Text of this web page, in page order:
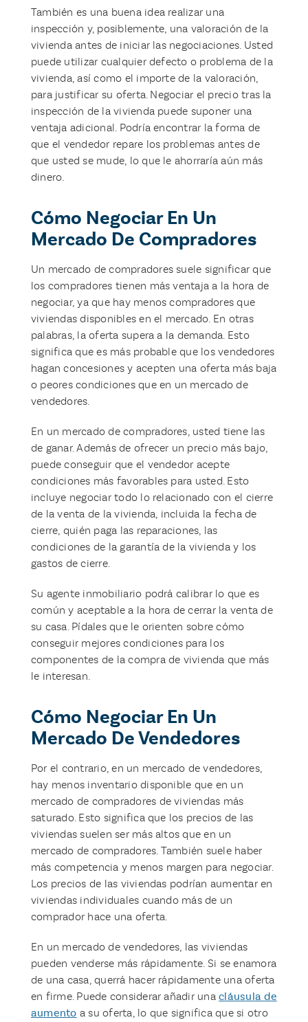
También es una buena idea realizar una
inspección y, posiblemente, una valoración de la
vivienda antes de iniciar las negociaciones. Usted
puede utilizar cualquier defecto o problema de la
vivienda, así como el importe de la valoración,
para justificar su oferta. Negociar el precio tras la
inspección de la vivienda puede suponer una
ventaja adicional. Podría encontrar la forma de
que el vendedor repare los problemas antes de
que usted se mude, lo que le ahorraría aún más
dinero.
Cómo Negociar En Un
Mercado De Compradores
Un mercado de compradores suele significar que
los compradores tienen más ventaja a la hora de
negociar, ya que hay menos compradores que
viviendas disponibles en el mercado. En otras
palabras, la oferta supera a la demanda. Esto
significa que es más probable que los vendedores
hagan concesiones y acepten una oferta más baja
o peores condiciones que en un mercado de
vendedores.
En un mercado de compradores, usted tiene las
de ganar. Además de ofrecer un precio más bajo,
puede conseguir que el vendedor acepte
condiciones más favorables para usted. Esto
incluye negociar todo lo relacionado con el cierre
de la venta de la vivienda, incluida la fecha de
cierre, quién paga las reparaciones, las
condiciones de la garantía de la vivienda y los
gastos de cierre.
Su agente inmobiliario podrá calibrar lo que es
común y aceptable a la hora de cerrar la venta de
su casa. Pídales que le orienten sobre cómo
conseguir mejores condiciones para los
componentes de la compra de vivienda que más
le interesan.
Cómo Negociar En Un
Mercado De Vendedores
Por el contrario, en un mercado de vendedores,
hay menos inventario disponible que en un
mercado de compradores de viviendas más
saturado. Esto significa que los precios de las
viviendas suelen ser más altos que en un
mercado de compradores. También suele haber
más competencia y menos margen para negociar.
Los precios de las viviendas podrían aumentar en
viviendas individuales cuando más de un
comprador hace una oferta.
En un mercado de vendedores, las viviendas
pueden venderse más rápidamente. Si se enamora
de una casa, querrá hacer rápidamente una oferta
en firme. Puede considerar añadir unacláusula de
aumento a su oferta, lo que significa que si otro